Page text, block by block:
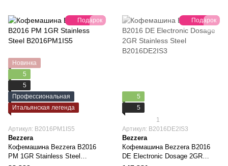
Подарок
Новинка
5
5
Профессиональная
Итальянская легенда
Артикул: B2016PM1IS5
Bezzera
Кофемашина Bezzera B2016
PM 1GR Stainless Steel
Подарок
5
5
1
Артикул: B2016DE2IS3
Bezzera
Кофемашина Bezzera B2016
DЕ Electronic Dosage 2GR